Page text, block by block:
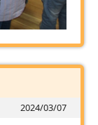
2024/03/07